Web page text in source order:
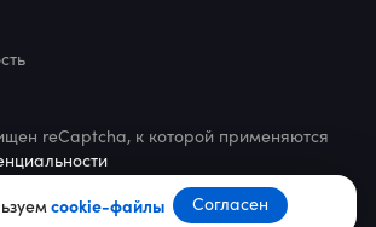
cookie-файлы Согласен
reCaptcha, к которой применяются